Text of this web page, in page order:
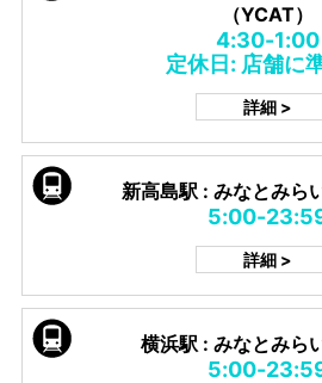
（YCAT）
4:30-1:00
定休日: 店舗に
詳細 >
新高島駅 : みなとみ
5:00-
詳細 >
横浜駅 : みなとみ
5:00-